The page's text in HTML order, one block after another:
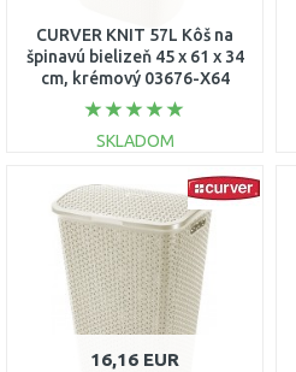
CURVER KNIT 57L Kôš na
špinavú bielizeň 45 x 61 x 34
cm, krémový 03676-X64
SKLADOM
DO KOŠÍKA
Porovnať
16,16 EUR